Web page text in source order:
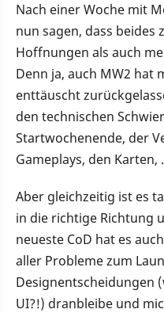
Nach einer Woche mit
nun sagen, dass
Hoffnungen als auch
Denn ja, auch MW2 hat
enttäuscht
den technischen
Startwochenende, der
Gameplays, den Karten,
Aber gleichzeitig ist es
in die richtige Richtung
neueste CoD hat es
aller Probleme zum
Designentscheidungen
UI?!) dranbleibe und